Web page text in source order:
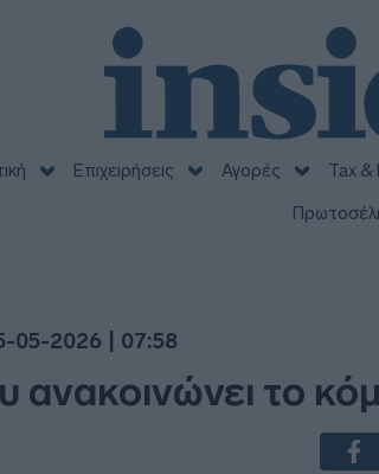
Επιχειρήσεις Αγορές Tax &
05-2026 | 07:58
ανακοινώνει το